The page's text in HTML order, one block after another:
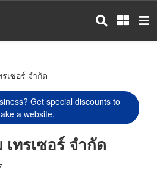
เซอร์ จำกัด
Get special discounts to
a website.
ทรเซอร์ จำกัด